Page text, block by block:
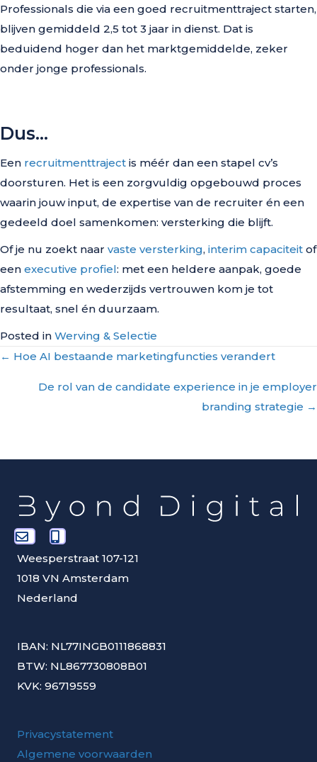
Professionals die via een goed recruitmenttraject starten,
blijven gemiddeld 2,5 tot 3 jaar in dienst. Dat is
beduidend hoger dan het marktgemiddelde, zeker
onder jonge professionals.
Dus…
Een recruitmenttraject is méér dan een stapel cv’s
doorsturen. Het is een zorgvuldig opgebouwd proces
waarin jouw input, de expertise van de recruiter én een
gedeeld doel samenkomen: versterking die blijft.
Of je nu zoekt naar vaste versterking, interim capaciteit of
een executive profiel: met een heldere aanpak, goede
afstemming en wederzijds vertrouwen kom je tot
resultaat, snel én duurzaam.
Posted in Werving & Selectie
Posts
navigation
← Hoe AI bestaande marketingfuncties verandert
De rol van de candidate experience in je employer
branding strategie →
Weesperstraat 107-121
1018 VN Amsterdam
Nederland
IBAN: NL77INGB0111868831
BTW: NL867730808B01
KVK: 96719559
Privacystatement
Algemene voorwaarden